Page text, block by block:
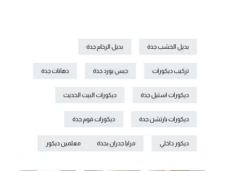
بديل الخشب جدة بديل الرخام جدة
تركيب ديكورات جبس بورد جدة دهانات جدة
ديكورات استيل جدة ديكورات البيت الحديث
ديكورات بارتشن جدة ديكورات فوم جدة
ديكور داخلي مرايا جدران بجدة
معلمين ديكور
.